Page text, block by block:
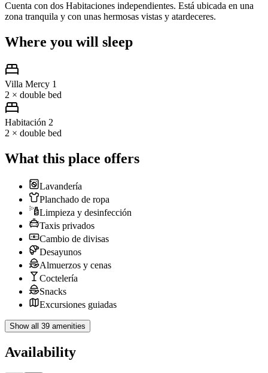
Cuenta con dos Habitaciones independientes. Está ubicada en una
zona tranquila y con unas hermosas vistas y atardeceres.
Where you will sleep
Villa Mercy 1
2 × double bed
Habitación 2
2 × double bed
What this place offers
Lavandería
Planchado de ropa
Limpieza y desinfección
Taxis privados
Cambio de divisas
Desayunos
Almuerzos y cenas
Coctelería
Snacks
Excursiones guiadas
Show all 39 amenities
Availability